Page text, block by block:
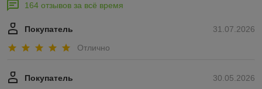
164 отзывов за всё время
31.07.2026
Покупатель
Отлично
30.05.2026
Покупатель